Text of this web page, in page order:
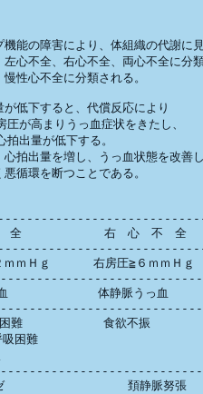
能の障害により、体組織の代謝に
心不全、右心不全、両心不全に分
性心不全に分類される。
低下すると、代償反応により
高まりうっ血症状をきたし、
量が低下する。
拍出量を増し、うっ血状態を改善
循環を断つことである。
　　　右　心　不　全
ｍＨｇ 　　　右房圧≧６ｍｍＨｇ
　　　　　　体静脈うっ血
難  　　　　 　食欲不振
難
頚静脈努張